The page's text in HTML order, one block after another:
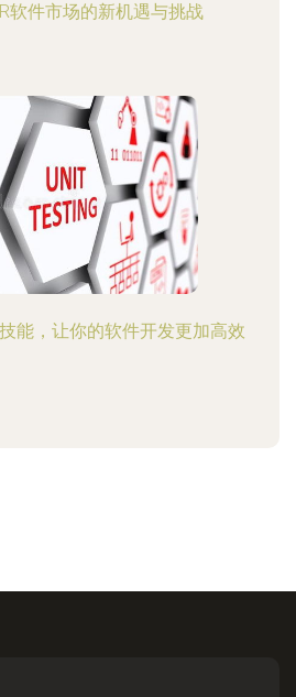
软件市场的新机遇与挑战
能，让你的软件开发更加高效